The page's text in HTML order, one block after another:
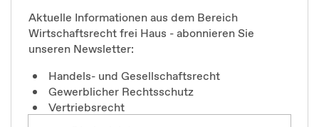
Aktuelle Informationen aus dem Bereich
Wirtschaftsrecht frei Haus - abonnieren Sie
unseren Newsletter:
Handels- und Gesellschaftsrecht
Gewerblicher Rechtsschutz
Vertriebsrecht